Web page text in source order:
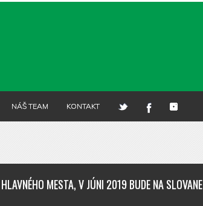
NÁŠ TEAM KONTAKT
MESTA, V JÚNI 2019 BUDE NA SLOVANE